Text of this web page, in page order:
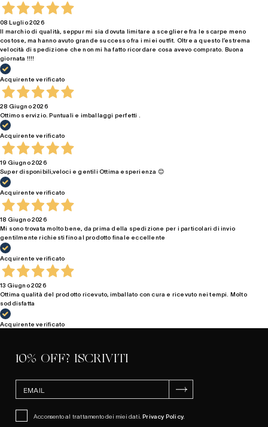
08 Luglio 2026
Il marchio di qualità, seppur mi sia dovuta limitare a scegliere fra le scarpe meno
costose, ma hanno avuto grande successo fra i miei outfit. Oltre a questo l’estrema
velocità di spedizione che non mi ha fatto ricordare cosa avevo comprato. Buona
giornata !!!!
Acquirente verificato
28 Giugno 2026
Ottimo servizio. Puntuali e imballaggi perfetti .
Acquirente verificato
19 Giugno 2026
Super disponibili,veloci e gentili Ottima esperienza 😊
Acquirente verificato
18 Giugno 2026
Mi sono trovata molto bene, da prima della spedizione per i particolari di invio
gentilmente richiesti fino al prodotto finale eccellente
Acquirente verificato
13 Giugno 2026
Ottima qualità del prodotto ricevuto, imballato con cura e ricevuto nei tempi. Molto
soddisfatta
Acquirente verificato
10% OFF? ISCRIVITI
Acconsento al trattamento dei miei dati.Privacy Policy